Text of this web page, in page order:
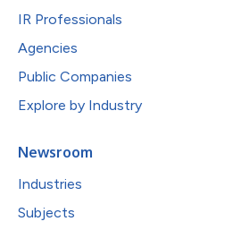
IR Professionals
Agencies
Public Companies
Explore by Industry
Newsroom
Industries
Subjects